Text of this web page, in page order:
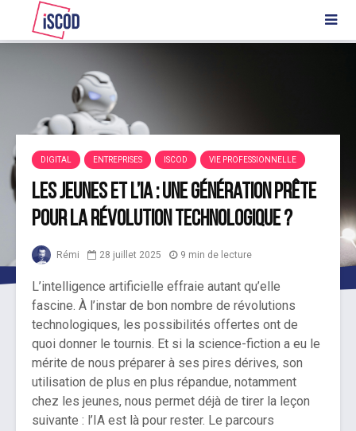
DIGITAL ENTREPRISES ISCOD VIE PROFESSIONNELLE
Les jeunes et l’IA : une génération prête
pour la révolution technologique ?
Rémi 28 juillet 2025 9 min de lecture
L’intelligence artificielle effraie autant qu’elle
fascine. À l’instar de bon nombre de révolutions
technologiques, les possibilités offertes ont de
quoi donner le tournis. Et si la science-fiction a eu le
mérite de nous préparer à ses pires dérives, son
utilisation de plus en plus répandue, notamment
chez les jeunes, nous permet déjà de tirer la leçon
suivante : l’IA est là pour rester. Le parcours